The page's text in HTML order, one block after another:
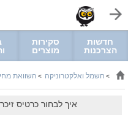
חדשות
הצרכנות
סקירות
מוצרים
> חשמל ואלקטרוניקה > השוואת
איך לבחור כרטיס